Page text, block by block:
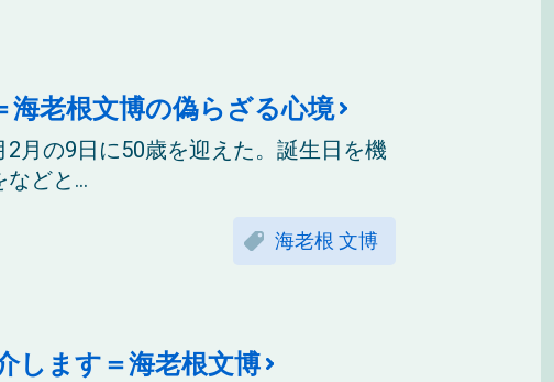
老根文博の偽らざる心境
月の9日に50歳を迎えた。誕生日を機
どと...
海老根 文博
します＝海老根文博